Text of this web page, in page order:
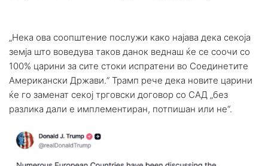
„Нека ова соопштение послужи како најава дека секоја
земја што воведува таков данок веднаш ќе се соочи со
100% царини за сите стоки испратени во Соединетите
Американски Држави.“ Трамп рече дека новите царини
ќе го заменат секој трговски договор со САД „без
разлика дали е имплементиран, потпишан или не“.